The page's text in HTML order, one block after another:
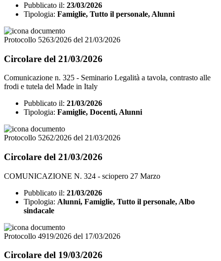
Pubblicato il: 23/03/2026
Tipologia: Famiglie, Tutto il personale, Alunni
Protocollo 5263/2026 del 21/03/2026
Circolare del 21/03/2026
Comunicazione n. 325 - Seminario Legalità a tavola, contrasto alle
frodi e tutela del Made in Italy
Pubblicato il: 21/03/2026
Tipologia: Famiglie, Docenti, Alunni
Protocollo 5262/2026 del 21/03/2026
Circolare del 21/03/2026
COMUNICAZIONE N. 324 - sciopero 27 Marzo
Pubblicato il: 21/03/2026
Tipologia: Alunni, Famiglie, Tutto il personale, Albo
sindacale
Protocollo 4919/2026 del 17/03/2026
Circolare del 19/03/2026